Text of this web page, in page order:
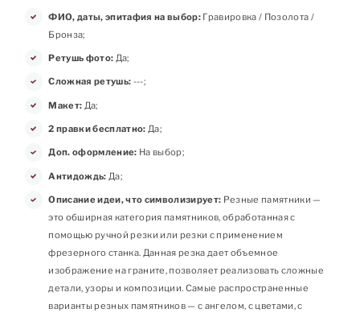
ФИО, даты, эпитафия на выбор:Гравировка / Позолота /
Бронза;
Ретушь фото: Да;
Сложная ретушь: ---;
Макет: Да;
2 правки бесплатно: Да;
Доп. оформление: На выбор;
Антидождь: Да;
Описание идеи, что символизирует: Резные памятники —
это обширная категория памятников, обработанная с
помощью ручной резки или резки с применением
фрезерного станка. Данная резка дает объемное
изображение на граните, позволяет реализовать сложные
детали, узоры и композиции. Самые распространенные
варианты резных памятников — с ангелом, с цветами, с